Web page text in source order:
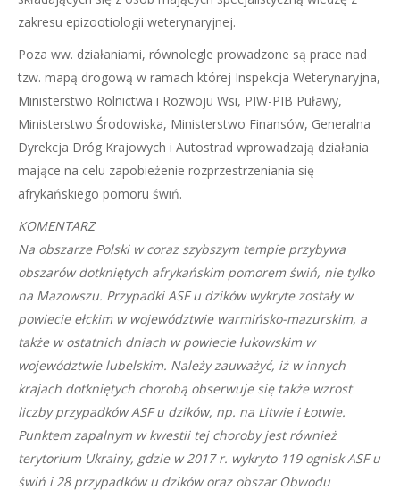
zakresu epizootiologii weterynaryjnej.
Poza ww. działaniami, równolegle prowadzone są prace nad
tzw. mapą drogową w ramach której Inspekcja Weterynaryjna,
Ministerstwo Rolnictwa i Rozwoju Wsi, PIW-PIB Puławy,
Ministerstwo Środowiska, Ministerstwo Finansów, Generalna
Dyrekcja Dróg Krajowych i Autostrad wprowadzają działania
mające na celu zapobieżenie rozprzestrzeniania się
afrykańskiego pomoru świń.
KOMENTARZ
Na obszarze Polski w coraz szybszym tempie przybywa
obszarów dotkniętych afrykańskim pomorem świń, nie tylko
na Mazowszu. Przypadki ASF u dzików wykryte zostały w
powiecie ełckim w województwie warmińsko-mazurskim, a
także w ostatnich dniach w powiecie łukowskim w
województwie lubelskim. Należy zauważyć, iż w innych
krajach dotkniętych chorobą obserwuje się także wzrost
liczby przypadków ASF u dzików, np. na Litwie i Łotwie.
Punktem zapalnym w kwestii tej choroby jest również
terytorium Ukrainy, gdzie w 2017 r. wykryto 119 ognisk ASF u
świń i 28 przypadków u dzików oraz obszar Obwodu